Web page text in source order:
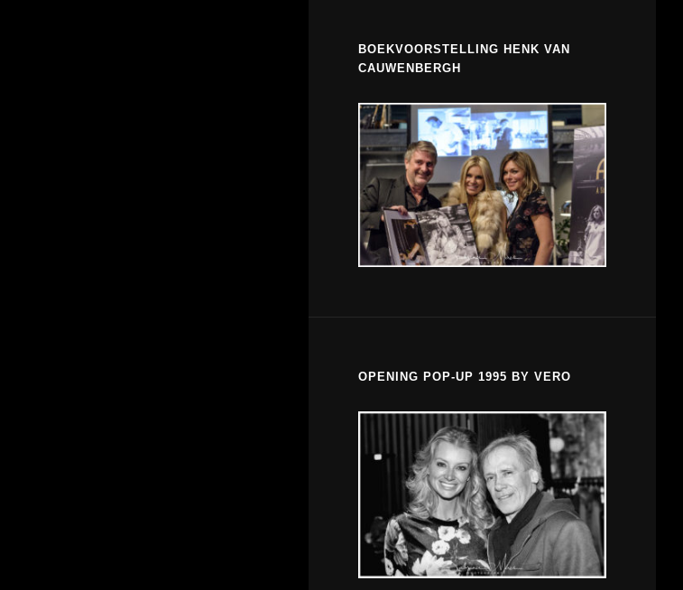
BOEKVOORSTELLING HENK VAN
CAUWENBERGH
OPENING POP-UP 1995 BY VERO